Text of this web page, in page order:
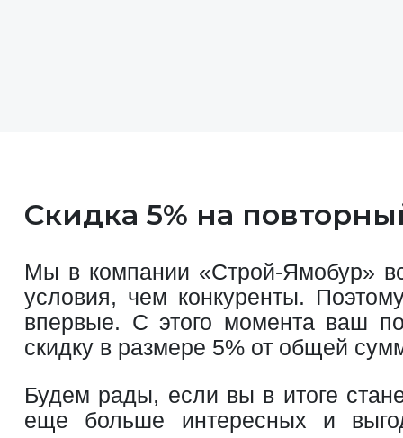
Скидка 5% на
Мы в компании «Строй-Ямобур»
условия, чем конкуренты.
впервые. С этого момента ваш
скидку в размере 5% от общей
Будем рады, если вы в итоге
еще больше интересных и